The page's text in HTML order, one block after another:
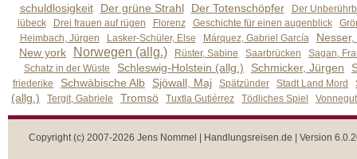
schuldlosigkeit Der grüne Strahl Der Totenschöpfer
Der
lübeck
Drei frauen auf rügen Florenz Geschichte für einen augenblick
Heimbach, Jürgen
Lasker-Schüler, Else Márquez, Gabriel García
New york
Norwegen (allg.) Rüster, Sabine Saarbrücken
Sagan,
Schatz in der Wüste
Schleswig-Holstein (allg.) Schmicker, Jürgen
friederike Schwäbische Alb Sjöwall, Maj Spätzünder Stadt Land Mord
(allg.) Tergit, Gabriele Tromsö Tuxtla Gutiérrez Tödliches Spiel
Copyright (c) 2007-2026 Jens Nommel | Handlungsreisen.de | Version